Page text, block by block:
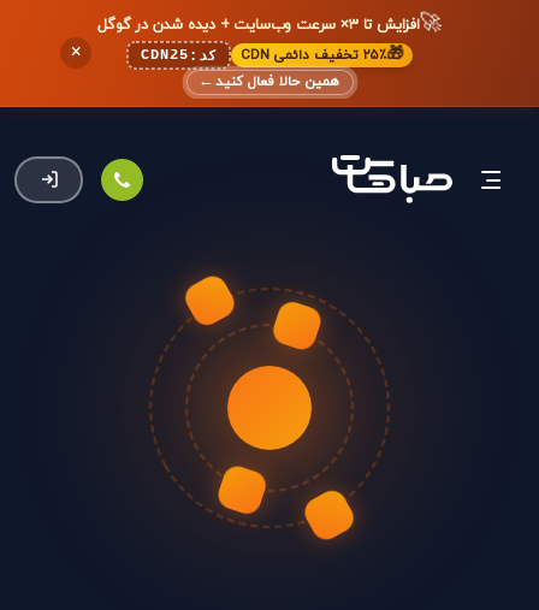
🚀افزایش تا ۳× سرعت وب‌سایت + دیده شدن در گوگل
🎁۲۵٪ تخفیف دائمی CDN کد: CDN25
همین حالا فعال کنید←
×